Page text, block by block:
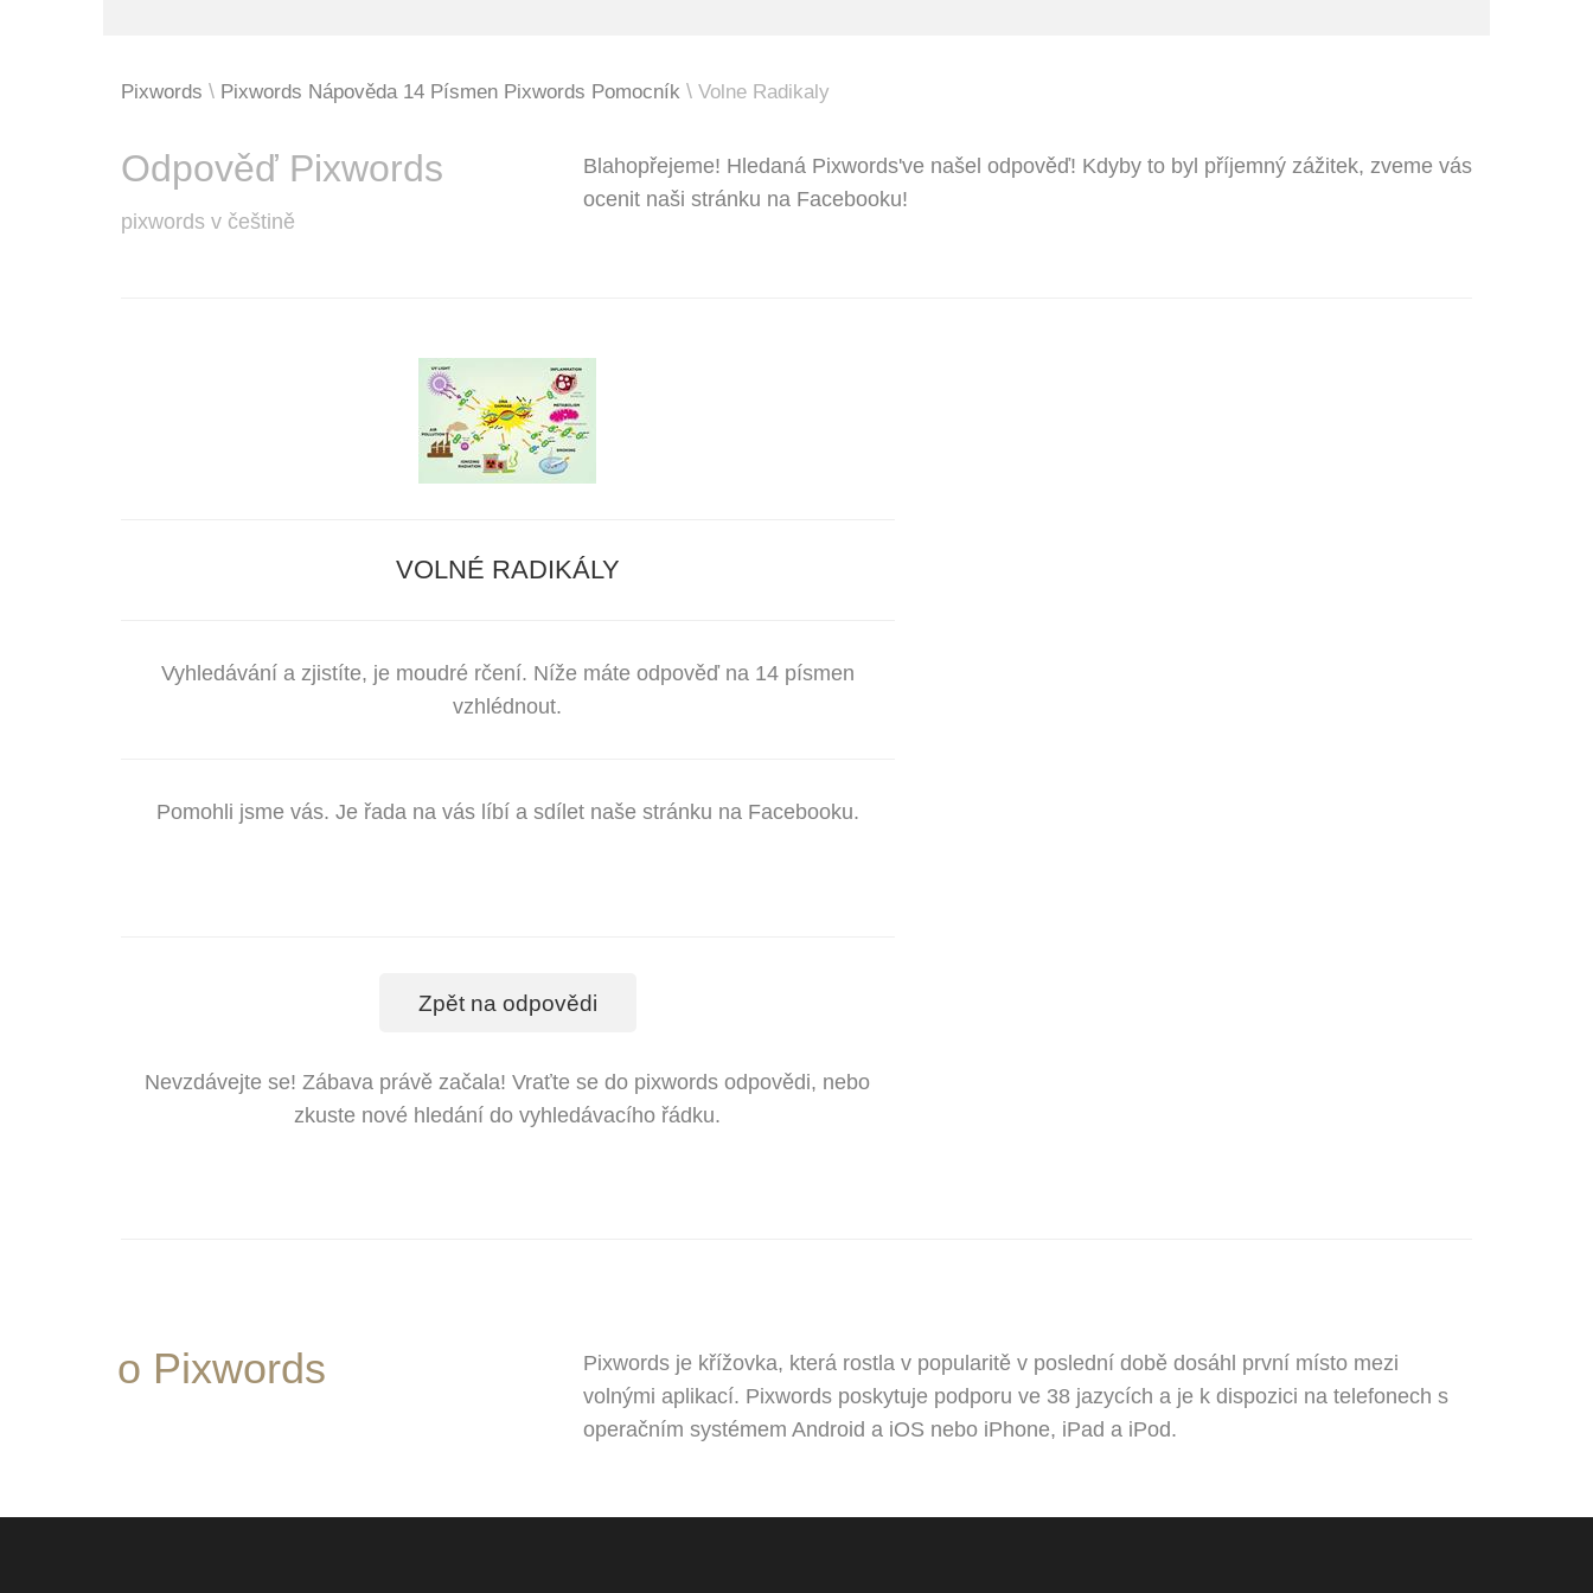
Pixwords Pixwords Nápověda 14 Písmen Pixwords Pomocník Volne Radikaly
Odpověď Pixwords
pixwords v češtině
Blahopřejeme! Hledaná Pixwords've našel odpověď! Kdyby to byl příjemný zážitek, zveme vás
ocenit naši stránku na Facebooku!
VOLNÉ RADIKÁLY
Vyhledávání a zjistíte, je moudré rčení. Níže máte odpověď na 14 písmen
vzhlédnout.
Pomohli jsme vás. Je řada na vás líbí a sdílet naše stránku na Facebooku.
Zpět na odpovědi
Nevzdávejte se! Zábava právě začala! Vraťte se do pixwords odpovědi, nebo
zkuste nové hledání do vyhledávacího řádku.
o Pixwords
Pixwords je křížovka, která rostla v popularitě v poslední době dosáhl první místo mezi
volnými aplikací. Pixwords poskytuje podporu ve 38 jazycích a je k dispozici na telefonech s
operačním systémem Android a iOS nebo iPhone, iPad a iPod.